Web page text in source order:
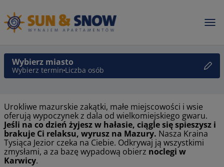
Wybierz miasto
Wybierz termin Liczba osób
Urokliwe mazurskie zakątki, małe miejscowości i wsie
oferują wypoczynek z dala od wielkomiejskiego gwaru.
Jeśli na co dzień żyjesz w hałasie, ciągle się spieszysz i
brakuje Ci relaksu, wyrusz na Mazury. Nasza Kraina
Tysiąca Jezior czeka na Ciebie. Odkrywaj ją wszystkimi
zmysłami, a za bazę wypadową obierz noclegi w
Karwicy.